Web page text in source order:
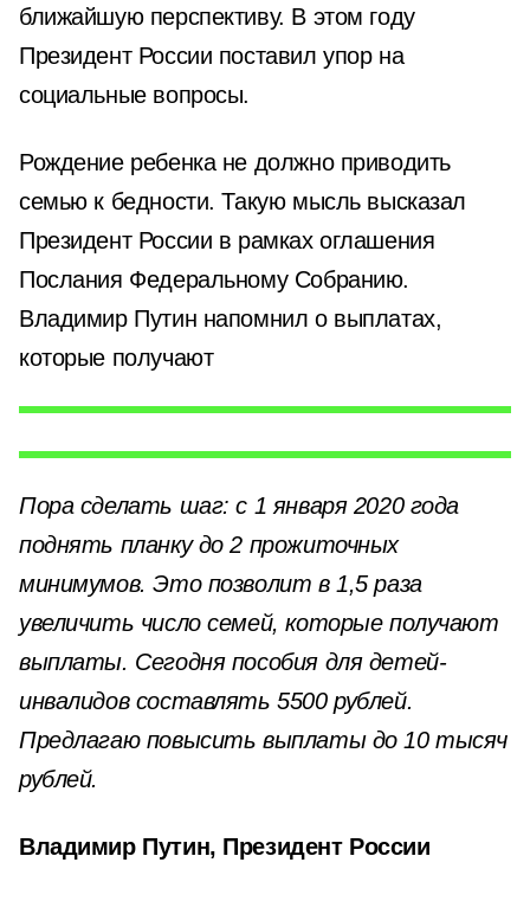
ближайшую перспективу. В этом году
Президент России поставил упор на
социальные вопросы.
Рождение ребенка не должно приводить
семью к бедности. Такую мысль высказал
Президент России в рамках оглашения
Послания Федеральному Собранию.
Владимир Путин напомнил о выплатах,
которые получают
Пора сделать шаг: с 1 января 2020 года
поднять планку до 2 прожиточных
минимумов. Это позволит в 1,5 раза
увеличить число семей, которые получают
выплаты. Сегодня пособия для детей-
инвалидов составлять 5500 рублей.
Предлагаю повысить выплаты до 10 тысяч
рублей.
Владимир Путин, Президент России